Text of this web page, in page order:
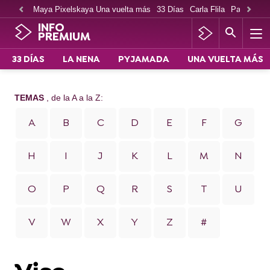
Maya Pixelskaya Una vuelta más 33 Días Carla Flila Paco
INFO
PREMIUM
33 DÍAS LA NENA PYJAMADA UNA VUELTA MÁS
TEMAS , de la A a la Z:
A B C D E F G
H I J K L M N
O P Q R S T U
V W X Y Z #